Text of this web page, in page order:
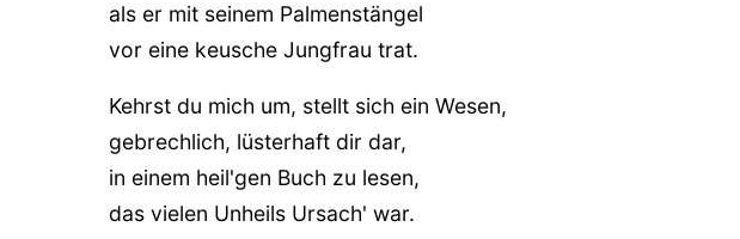
als er mit seinem Palmenstängel
vor eine keusche Jungfrau trat.
Kehrst du mich um, stellt sich ein Wesen,
gebrechlich, lüsterhaft dir dar,
in einem heil'gen Buch zu lesen,
das vielen Unheils Ursach' war.